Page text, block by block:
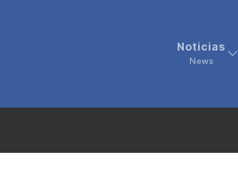
Noticias
News